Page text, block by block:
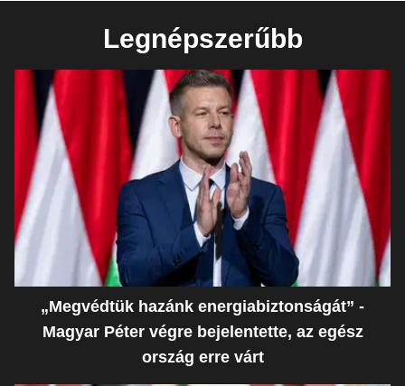
Legnépszerűbb
„Megvédtük hazánk energiabiztonságát” -
Magyar Péter végre bejelentette, az egész
ország erre várt